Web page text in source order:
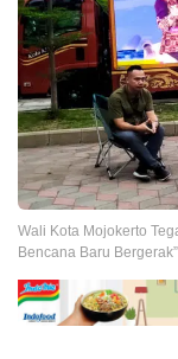
Wali Kota Mojokerto
Bencana Baru Bergerak”